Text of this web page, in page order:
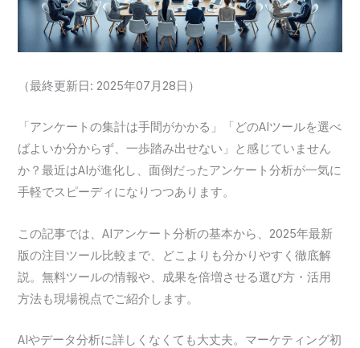
（最終更新日: 2025年07月28日）
「アンケートの集計は手間がかかる」「どのAIツールを選べ
ばよいか分からず、一歩踏み出せない」と感じていません
か？最近はAIが進化し、面倒だったアンケート分析が一気に
手軽でスピーディになりつつあります。
この記事では、AIアンケート分析の基本から、2025年最新
版の注目ツール比較まで、どこよりも分かりやすく徹底解
説。無料ツールの情報や、成果を倍増させる選び方・活用
方法も現場視点でご紹介します。
AIやデータ分析に詳しくなくても大丈夫。マーケティング初